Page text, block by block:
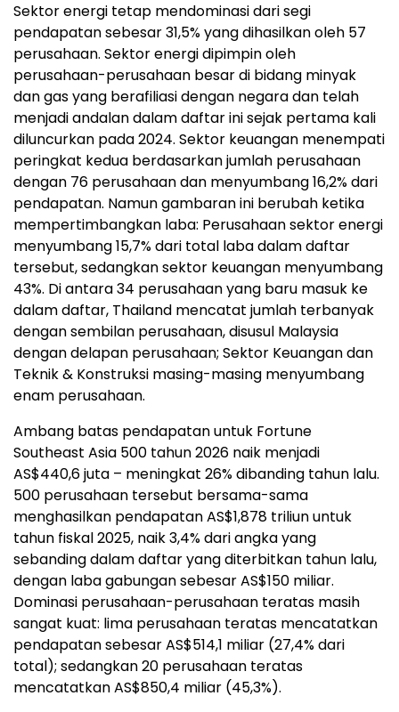
Sektor energi tetap mendominasi dari segi
pendapatan sebesar 31,5% yang dihasilkan oleh 57
perusahaan. Sektor energi dipimpin oleh
perusahaan-perusahaan besar di bidang minyak
dan gas yang berafiliasi dengan negara dan telah
menjadi andalan dalam daftar ini sejak pertama kali
diluncurkan pada 2024. Sektor keuangan menempati
peringkat kedua berdasarkan jumlah perusahaan
dengan 76 perusahaan dan menyumbang 16,2% dari
pendapatan. Namun gambaran ini berubah ketika
mempertimbangkan laba: Perusahaan sektor energi
menyumbang 15,7% dari total laba dalam daftar
tersebut, sedangkan sektor keuangan menyumbang
43%. Di antara 34 perusahaan yang baru masuk ke
dalam daftar, Thailand mencatat jumlah terbanyak
dengan sembilan perusahaan, disusul Malaysia
dengan delapan perusahaan; Sektor Keuangan dan
Teknik & Konstruksi masing-masing menyumbang
enam perusahaan.
Ambang batas pendapatan untuk Fortune
Southeast Asia 500 tahun 2026 naik menjadi
AS$440,6 juta – meningkat 26% dibanding tahun lalu.
500 perusahaan tersebut bersama-sama
menghasilkan pendapatan AS$1,878 triliun untuk
tahun fiskal 2025, naik 3,4% dari angka yang
sebanding dalam daftar yang diterbitkan tahun lalu,
dengan laba gabungan sebesar AS$150 miliar.
Dominasi perusahaan-perusahaan teratas masih
sangat kuat: lima perusahaan teratas mencatatkan
pendapatan sebesar AS$514,1 miliar (27,4% dari
total); sedangkan 20 perusahaan teratas
mencatatkan AS$850,4 miliar (45,3%).